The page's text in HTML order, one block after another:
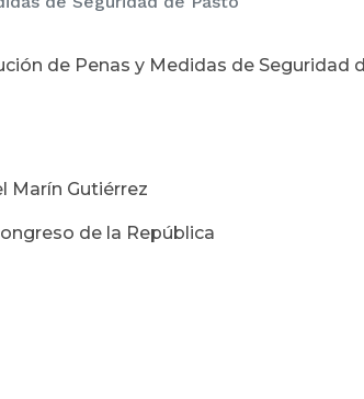
de Penas y Medidas de Seguridad
Marín Gutiérrez
de la República